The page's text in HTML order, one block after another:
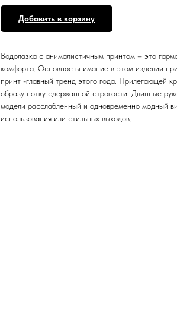
Добавить в корзину
Водолазка с анималистичным принтом – это
комфорта. Основное внимание в этом изделии
принт -главный тренд этого года. Прилегающей
образу нотку сдержанной строгости. Длинные
модели расслабленный и одновременно модный
использования или стильных выходов.